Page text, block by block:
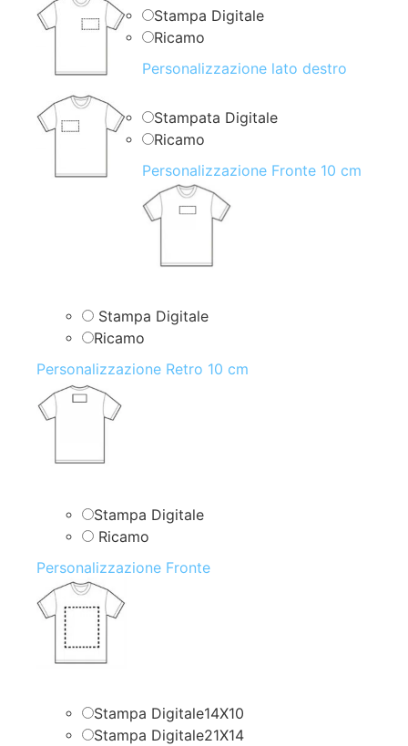
Stampa Digitale
Ricamo
Personalizzazione lato destro
Stampata Digitale
Ricamo
Personalizzazione Fronte 10 cm
Stampa Digitale
Ricamo
Personalizzazione Retro 10 cm
Stampa Digitale
Ricamo
Personalizzazione Fronte
Stampa Digitale14X10
Stampa Digitale21X14